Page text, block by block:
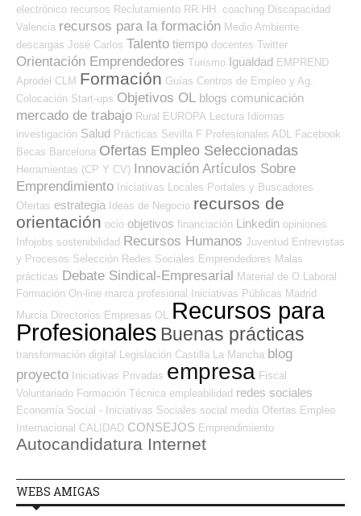
electrónico recursos Reclutamiento RR.HH. coaching Discapacidad
Valencia recursos para la formación Medio Ambiente
descargas José Carlos Talento tiempo docentes Twitter
Orientación Emprendedores Turismo Igualdad EMPREND
Aprodel CLM Formación Guías Centros de Empleo y Ag.
Colocación Start-ups Objetivos OL blogs comunicación
mercado de trabajo Rural EUROPA Lectura Idiomas
investigación Salud Prácticas Sevilla F Profesionales ADL
Facebook
Becas Barcelona Ofertas Empleo Seleccionadas
Herramientas (CP Y CV) Innovación Artículos Sobre
Emprendimiento Iniciativas Locales Portales y Buscadores
Ofertas estrategia Ideas de Negocio recursos de
orientación ocio objetivos financiación Linkedin opiniones
Infojobs sostenibilidad Recursos Humanos Juventud Entrevistas
y Procesos Selección Redes Sociales Emprendedores Malas
prácticas Debate Sindical-Empresarial Material de O.Laboral
Formación On-line marca profesional Iniciativas Públicas Madrid
Murcia Directorios Empresas OL
Recursos para
Profesionales Buenas prácticas
transformación digital Legislación Castilla La Mancha blog
proyecto Iniciativas Privadas empresa Fiscal
Voluntariado Formación Técnica empleabilidad redes sociales
Economía Social - Iniciativas Sociales social media Ofertas Empleo
Internacional CALIDAD CONSEJOS Emprendimiento
Autocandidatura Internet
WEBS AMIGAS